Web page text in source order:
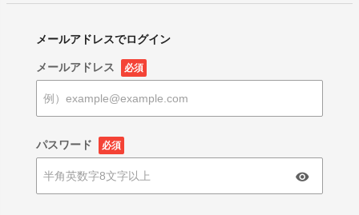
メールアドレスでログイン
メールアドレス 必須
パスワード 必須